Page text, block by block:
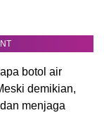
botol air
demikian,
menjaga